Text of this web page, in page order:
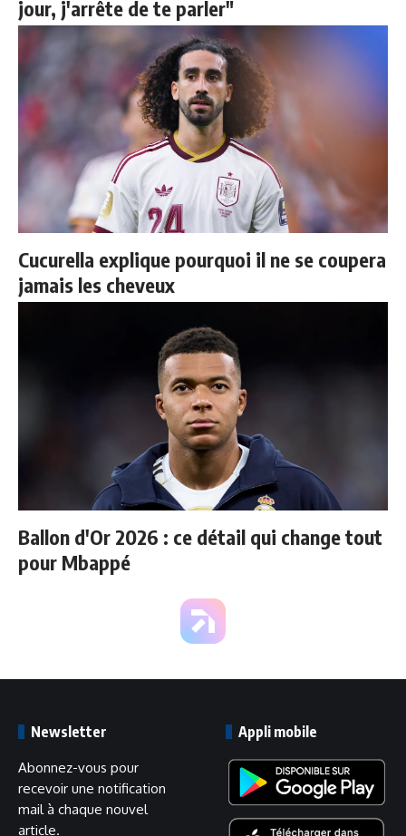
jour, j'arrête de te parler"
Cucurella explique pourquoi il ne se coupera
jamais les cheveux
Ballon d'Or 2026 : ce détail qui change tout
pour Mbappé
Newsletter
Abonnez-vous pour
recevoir une notification
mail à chaque nouvel
article.
Appli mobile